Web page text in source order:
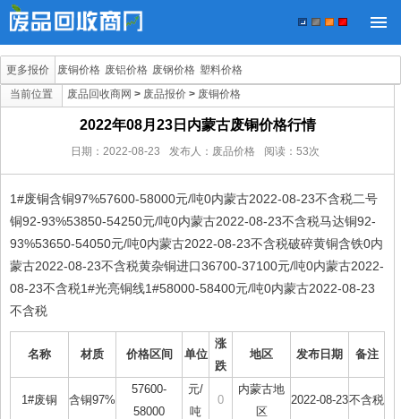
更多报价 废铜价格 废铝价格 废钢价格 塑料价格
当前位置
废品回收商网 > 废品报价 > 废铜价格
2022年08月23日内蒙古废铜价格行情
日期： 2022-08-23 发布人：废品价格 阅读： 53次
1#废铜含铜97%57600-58000元/吨0内蒙古2022-08-23不含税二号
铜92-93%53850-54250元/吨0内蒙古2022-08-23不含税马达铜92-
93%53650-54050元/吨0内蒙古2022-08-23不含税破碎黄铜含铁0内
蒙古2022-08-23不含税黄杂铜进口36700-37100元/吨0内蒙古2022-
08-23不含税1#光亮铜线1#58000-58400元/吨0内蒙古2022-08-23
不含税
名称 材质 价格区间 单位
涨
跌
地区 发布日期 备注
1#废铜 含铜97%
57600-
58000
元/
吨
0
内蒙古地
区
2022-08-23不含税